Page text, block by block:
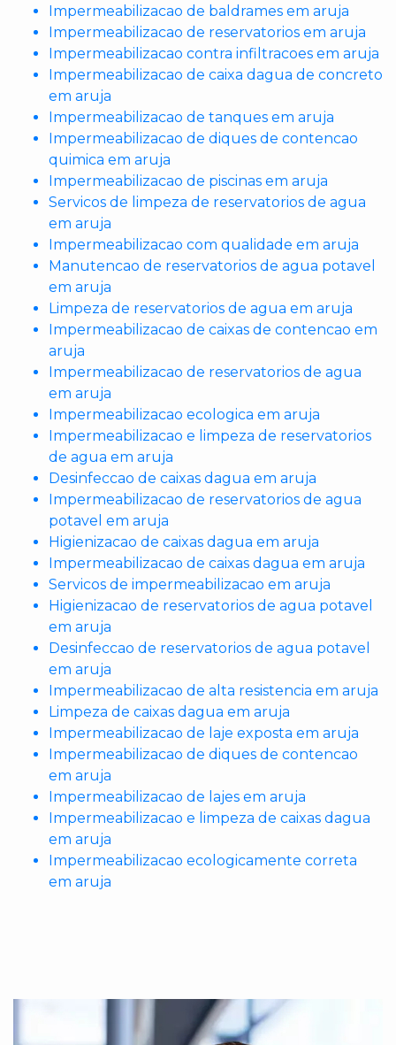
Impermeabilizacao de baldrames em aruja
Impermeabilizacao de reservatorios em aruja
Impermeabilizacao contra infiltracoes em aruja
Impermeabilizacao de caixa dagua de concreto
em aruja
Impermeabilizacao de tanques em aruja
Impermeabilizacao de diques de contencao
quimica em aruja
Impermeabilizacao de piscinas em aruja
Servicos de limpeza de reservatorios de agua
em aruja
Impermeabilizacao com qualidade em aruja
Manutencao de reservatorios de agua potavel
em aruja
Limpeza de reservatorios de agua em aruja
Impermeabilizacao de caixas de contencao em
aruja
Impermeabilizacao de reservatorios de agua
em aruja
Impermeabilizacao ecologica em aruja
Impermeabilizacao e limpeza de reservatorios
de agua em aruja
Desinfeccao de caixas dagua em aruja
Impermeabilizacao de reservatorios de agua
potavel em aruja
Higienizacao de caixas dagua em aruja
Impermeabilizacao de caixas dagua em aruja
Servicos de impermeabilizacao em aruja
Higienizacao de reservatorios de agua potavel
em aruja
Desinfeccao de reservatorios de agua potavel
em aruja
Impermeabilizacao de alta resistencia em aruja
Limpeza de caixas dagua em aruja
Impermeabilizacao de laje exposta em aruja
Impermeabilizacao de diques de contencao
em aruja
Impermeabilizacao de lajes em aruja
Impermeabilizacao e limpeza de caixas dagua
em aruja
Impermeabilizacao ecologicamente correta
em aruja